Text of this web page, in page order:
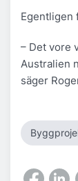
Egentligen
– Det vore
Australien
säger